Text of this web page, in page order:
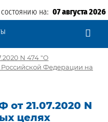
на: 07 августа 2026
N 474 "О
Федерации на
от 21.07.2020 N
целях